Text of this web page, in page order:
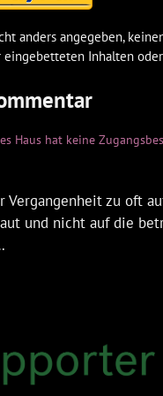
anders angegeben,
Inhalten
Haus hat keine
Vergangenheit zu oft
und nicht auf die